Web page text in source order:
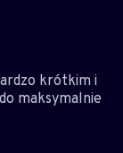
krótkim i
maksymalnie